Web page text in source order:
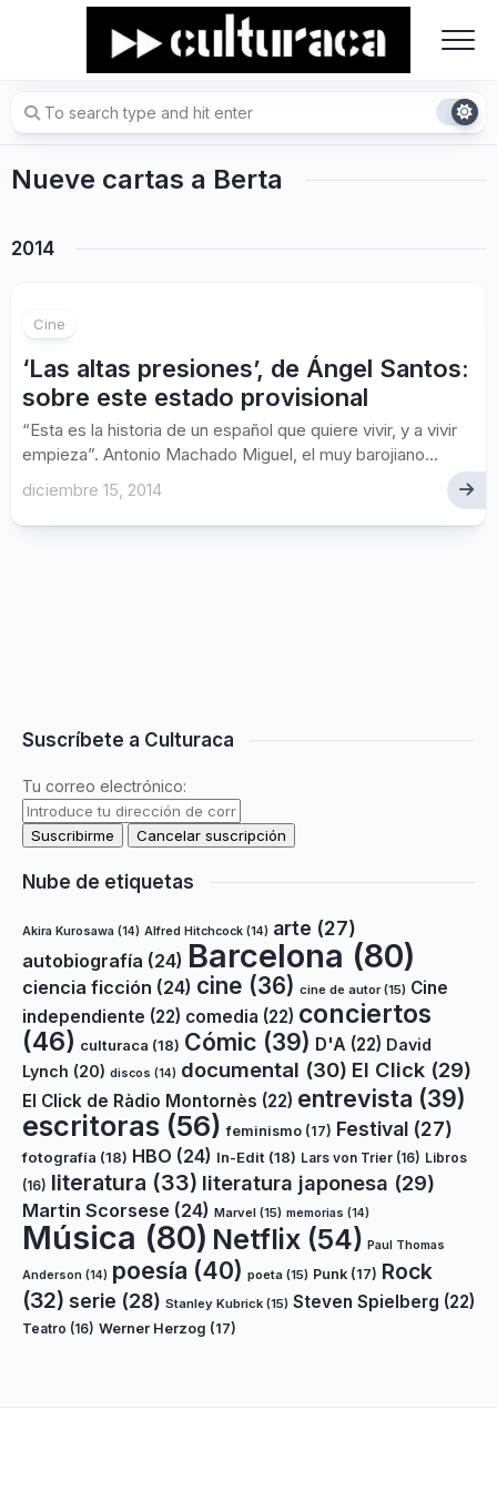
Nueve cartas a Berta
2014
Cine
‘Las altas presiones’, de Ángel Santos:
sobre este estado provisional
“Esta es la historia de un español que quiere vivir, y a vivir
empieza”. Antonio Machado Miguel, el muy barojiano...
diciembre 15, 2014
Suscríbete a Culturaca
Tu correo electrónico:
Nube de etiquetas
Akira Kurosawa (14) Alfred Hitchcock (14) arte (27)
autobiografía (24) Barcelona (80)
ciencia ficción (24) cine (36) cine de autor(15) Cine
independiente (22) comedia (22) conciertos
(46) culturaca (18) Cómic (39) D'A (22) David
Lynch (20) discos (14) documental (30) El Click (29)
El Click de Ràdio Montornès (22) entrevista (39)
escritoras (56) feminismo (17) Festival (27)
fotografía (18) HBO (24) In-Edit (18) Lars von Trier (16) Libros
(16) literatura (33) literatura japonesa (29)
Martin Scorsese (24) Marvel (15) memorias (14)
Música (80) Netflix (54) Paul Thomas
Anderson (14) poesía (40) poeta (15) Punk (17) Rock
(32) serie (28) Stanley Kubrick (15) Steven Spielberg (22)
Teatro (16) Werner Herzog (17)